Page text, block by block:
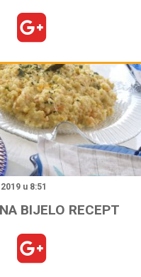
u 8:51
BIJELO RECEPT